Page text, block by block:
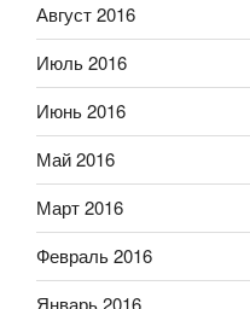
Август 2016
Июль 2016
Июнь 2016
Май 2016
Март 2016
Февраль 2016
Январь 2016